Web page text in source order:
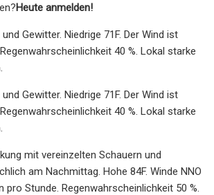
Heute anmelden!
Gewitter. Niedrige 71F. Der Wind ist
40 %. Lokal starke
Gewitter. Niedrige 71F. Der Wind ist
40 %. Lokal starke
mit vereinzelten Schauern und
am Nachmittag. Hohe 84F. Winde NNO
pro Stunde. Regenwahrscheinlichkeit 50 %.